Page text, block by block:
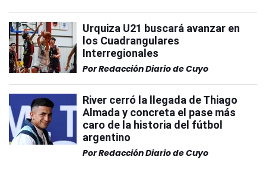
Urquiza U21 buscará avanzar en
los Cuadrangulares
Interregionales
PorRedacción Diario de Cuyo
River cerró la llegada de Thiago
Almada y concreta el pase más
caro de la historia del fútbol
argentino
PorRedacción Diario de Cuyo